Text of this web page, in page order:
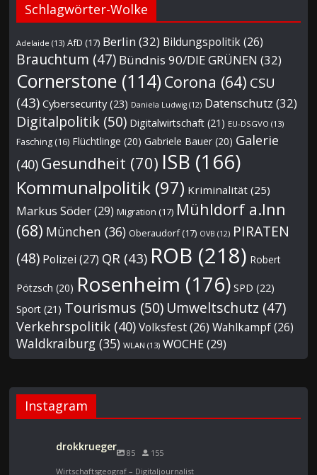
Schlagwörter-Wolke
Adelaide (13) AfD (17) Berlin (32) Bildungspolitik(26)
Brauchtum (47) Bündnis 90/DIE GRÜNEN (32)
Cornerstone (114) Corona (64) CSU
(43) Cybersecurity(23) Daniela Ludwig (12) Datenschutz (32)
Digitalpolitik (50) Digitalwirtschaft (21) EU-DSGVO (13)
Fasching (16) Flüchtlinge (20) Gabriele Bauer (20) Galerie
(40) Gesundheit (70) ISB (166)
Kommunalpolitik (97) Kriminalität (25)
Markus Söder(29) Migration (17) Mühldorf a.Inn
(68) München (36) Oberaudorf(17) OVB (12) PIRATEN
(48) Polizei (27) QR (43) ROB (218) Robert
Pötzsch (20) Rosenheim (176) SPD (22)
Sport (21) Tourismus (50) Umweltschutz (47)
Verkehrspolitik (40) Volksfest(26) Wahlkampf(26)
Waldkraiburg (35) WLAN (13) WOCHE(29)
Instagram
drokkrueger 85
155
Wirtschaftsgeograf – Digitaljournalist